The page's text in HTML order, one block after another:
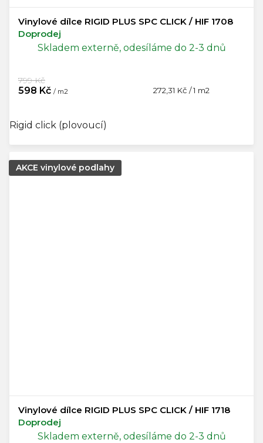
Vinylové dílce RIGID PLUS SPC CLICK / HIF 1708
Doprodej
Skladem externě, odesíláme do 2-3 dnů
598 Kč / m2
799 Kč
Měrná
272,31 Kč / 1 m2
Rigid click (plovoucí)
AKCE vinylové podlahy
Vinylové dílce RIGID PLUS SPC CLICK / HIF 1718
Doprodej
Skladem externě, odesíláme do 2-3 dnů